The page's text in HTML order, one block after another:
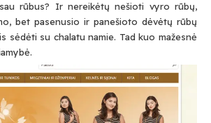
rūbus? Ir nereikėtų nešioti vyro rūbų,
bet pasenusio ir panešioto dėvėtų rūbų
sėdėti su chalatu namie. Tad kuo mažesnė